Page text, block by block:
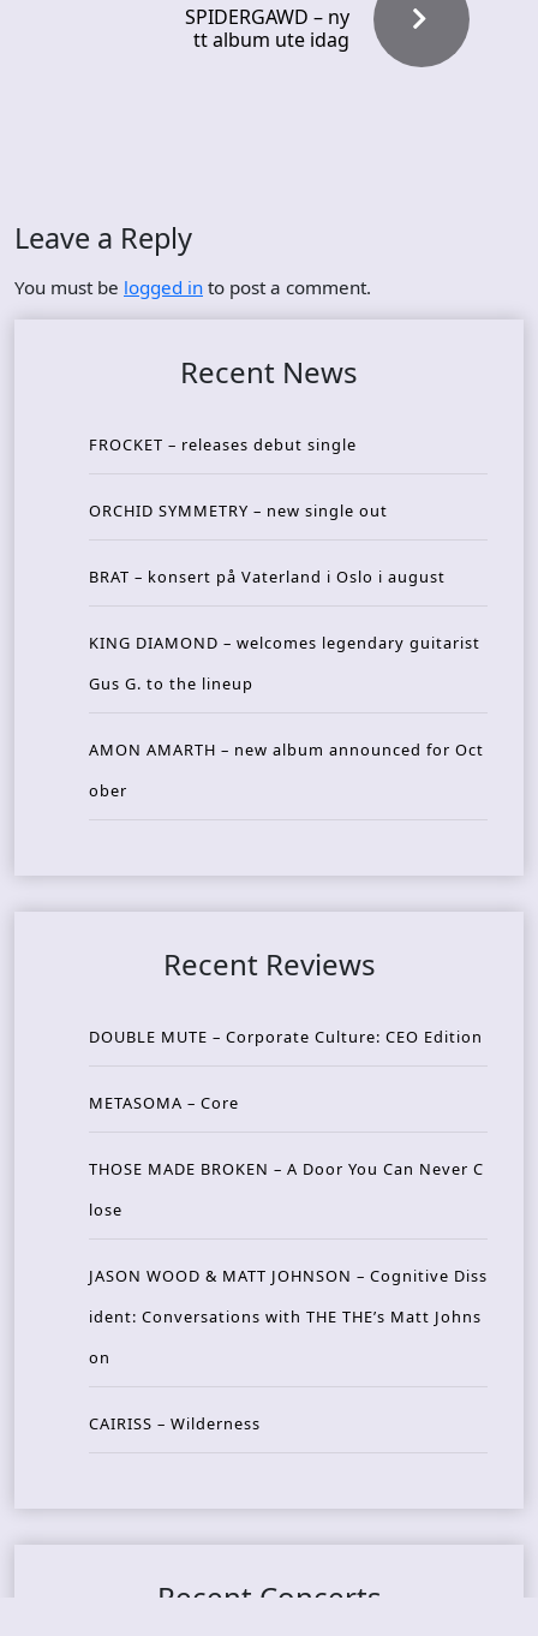
SPIDERGAWD – ny
tt album ute idag
Leave a Reply
You must be logged in to post a comment.
Recent News
FROCKET – releases debut single
ORCHID SYMMETRY – new single out
BRAT – konsert på Vaterland i Oslo i august
KING DIAMOND – welcomes legendary guitarist
Gus G. to the lineup
AMON AMARTH – new album announced for Oct
ober
Recent Reviews
DOUBLE MUTE – Corporate Culture: CEO Edition
METASOMA – Core
THOSE MADE BROKEN – A Door You Can Never C
lose
JASON WOOD & MATT JOHNSON – Cognitive Diss
ident: Conversations with THE THE’s Matt Johns
on
CAIRISS – Wilderness
Recent Concerts